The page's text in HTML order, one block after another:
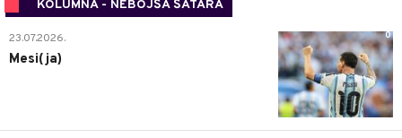
KOLUMNA - NEBOJŠA ŠATARA
0
23.07.2026.
Mesi(ja)